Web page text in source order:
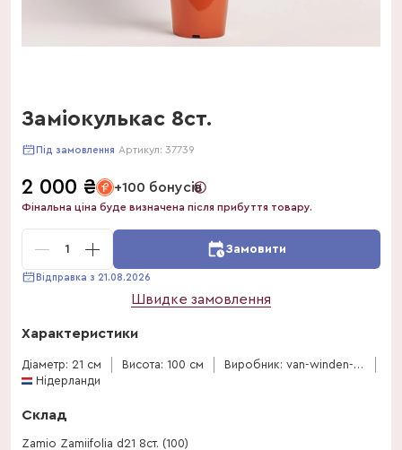
Заміокулькас 8ст.
Під замовлення Артикул: 37739
2 000 ₴ +100 бонусів
Фінальна ціна буде визначена після прибуття товару.
1 Замовити
Відправка з 21.08.2026
Швидке замовлення
Характеристики
Діаметр: 21 см Висота: 100 см
Виробник: van-winden-erica
Нідерланди
Склад
Zamio Zamiifolia d21 8ст. (100)